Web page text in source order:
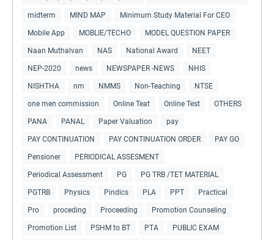
midterm MIND MAP Minimum Study Material For CEO
Mobile App MOBLIE/TECHO MODEL QUESTION PAPER
Naan Muthalvan NAS National Award NEET
NEP-2020 news NEWSPAPER -NEWS NHIS
NISHTHA nm NMMS Non-Teaching NTSE
one men commission Online Teat Online Test OTHERS
PANA PANAL Paper Valuation pay
PAY CONTINUATION PAY CONTINUATION ORDER PAY GO
Pensioner PERIODICAL ASSESMENT
Periodical Assessment PG PG TRB /TET MATERIAL
PGTRB Physics Pindics PLA PPT Practical
Pro proceding Proceeding Promotion Counseling
Promotion List PSHM to BT PTA PUBLIC EXAM